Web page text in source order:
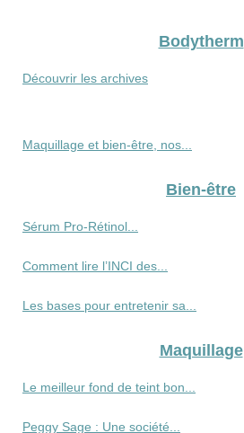
Bodytherm
Découvrir les archives
Maquillage et bien-être, nos...
Bien-être
Sérum Pro‑Rétinol...
Comment lire l’INCI des...
Les bases pour entretenir sa...
Maquillage
Le meilleur fond de teint bon...
Peggy Sage : Une société...